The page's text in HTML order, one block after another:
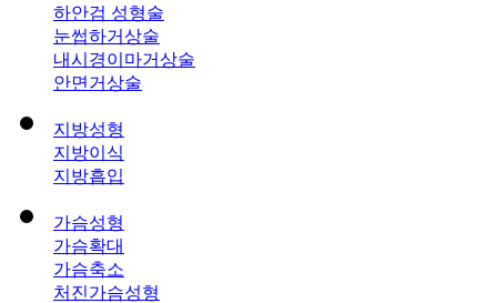
하안검 성형술
눈썹하거상술
내시경이마거상술
안면거상술
지방성형
지방이식
지방흡입
가슴성형
가슴확대
가슴축소
처진가슴성형